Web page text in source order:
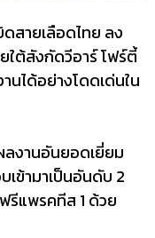
สายเลือดไทย ลง
ใต้สังกัดวีอาร์ โฟร์ตี้
นได้อย่างโดดเด่นใน
งานอันยอดเยี่ยม
เข้ามาเป็นอันดับ 2
รีแพรคทีส 1 ด้วย